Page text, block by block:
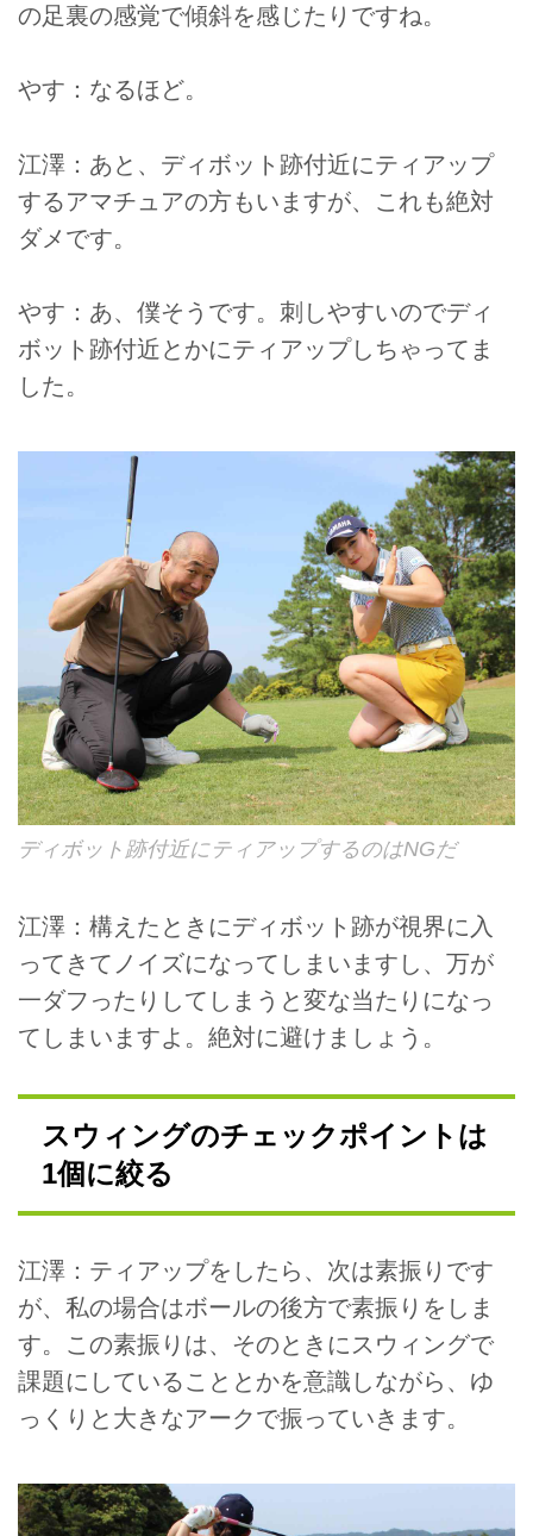
の足裏の感覚で傾斜を感じたりですね。
やす：なるほど。
江澤：あと、ディボット跡付近にティアップ
するアマチュアの方もいますが、これも絶対
ダメです。
やす：あ、僕そうです。刺しやすいのでディ
ボット跡付近とかにティアップしちゃってま
した。
ディボット跡付近にティアップするのはNGだ
江澤：構えたときにディボット跡が視界に入
ってきてノイズになってしまいますし、万が
一ダフったりしてしまうと変な当たりになっ
てしまいますよ。絶対に避けましょう。
スウィングのチェックポイントは
1個に絞る
江澤：ティアップをしたら、次は素振りです
が、私の場合はボールの後方で素振りをしま
す。この素振りは、そのときにスウィングで
課題にしていることとかを意識しながら、ゆ
っくりと大きなアークで振っていきます。